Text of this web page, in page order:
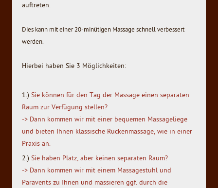
auftreten.
Dies kann mit einer 20-minütigen Massage schnell verbessert
werden.
Hierbei haben Sie 3 Möglichkeiten:
1.) Sie können für den Tag der Massage einen separaten
Raum zur Verfügung stellen?
-> Dann kommen wir mit einer bequemen Massageliege
und bieten Ihnen klassische Rückenmassage, wie in einer
Praxis an.
2.) Sie haben Platz, aber keinen separaten Raum?
-> Dann kommen wir mit einem Massagestuhl und
Paravents zu Ihnen und massieren ggf. durch die